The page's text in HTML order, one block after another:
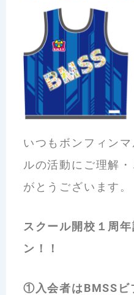
いつもボンフィン
ルの活動にご理解
がとうございます。
スクール開校１周
ン！！
①入会者はBMSSビ